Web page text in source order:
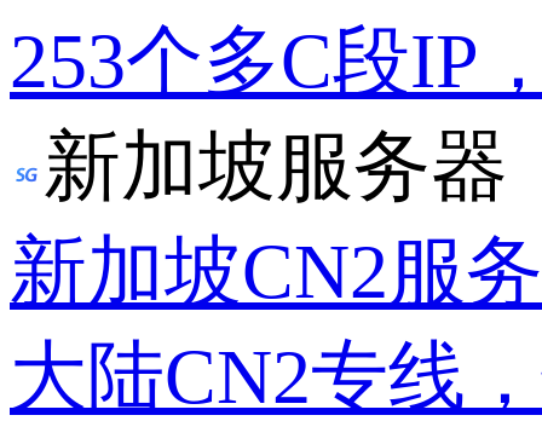
253个多C段IP
新加坡服务器
新加坡CN2服
大陆CN2专线